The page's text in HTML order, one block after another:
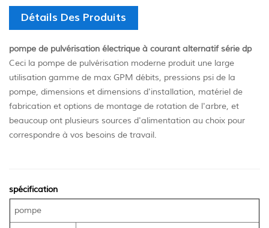
Détails Des Produits
pompe de pulvérisation électrique à courant alternatif série dp
Ceci la pompe de pulvérisation moderne produit une large
utilisation gamme de max GPM débits, pressions psi de la
pompe, dimensions et dimensions d'installation, matériel de
fabrication et options de montage de rotation de l'arbre, et
beaucoup ont plusieurs sources d'alimentation au choix pour
correspondre à vos besoins de travail.
spécification
pompe